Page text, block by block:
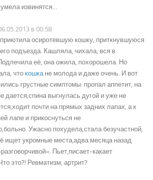
извинятся…
в 00:58
приютила осиротевшую кошку, приткнувшуюся
подъезда. Кашляла, чихала, вся в
её, она ожила, похорошела. Но
что кошка не молода и даже очень. И вот
грустные симптомы: пропал аппетит, на
дается,спина выгнулась дугой и уже не
почти на прямых задних лапах, а к
лапе и прикоснуться не
Ужасно похудела,стала безучастной,
ищет укромные места,адва месяца назад
Пьет,писает-какает
это?! Ревматизм, артрит?